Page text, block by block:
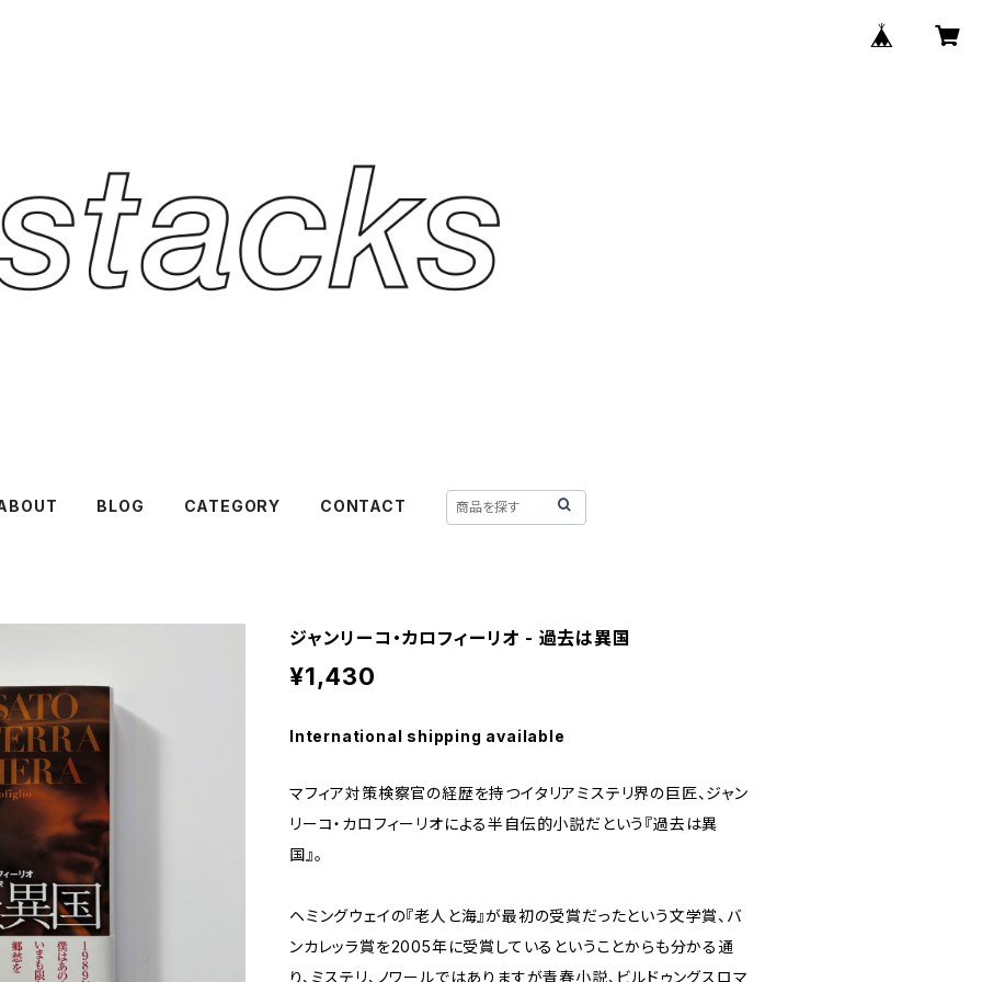
BLOG CATEGORY CONTACT
ジャンリーコ・カロフィーリオ - 過去は異国
¥1,430
International shipping available
マフィア対策検察官の経歴を持つイタリアミステリ界の巨匠、ジャン
リーコ・カロフィーリオによる半自伝的小説だという『過去は異
国』。
ヘミングウェイの『老人と海』が最初の受賞だったという文学賞、バ
ンカレッラ賞を2005年に受賞しているということからも分かる通
り、ミステリ、ノワールではありますが青春小説、ビルドゥングスロマ